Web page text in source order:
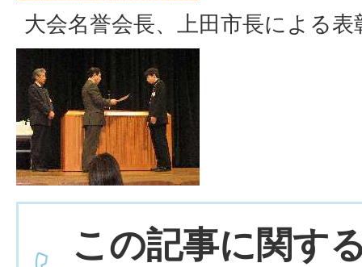
大会名誉会長、上田市長による表
この記事に関す